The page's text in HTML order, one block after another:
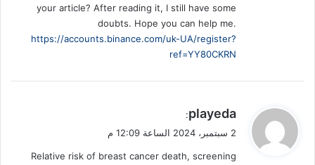
your article? After reading it, I still have some
doubts. Hope you can help me.
https://accounts.binance.com/uk-UA/register?
ref=YY80CKRN
ي
ق
ل
playeda
:
2 سبتمبر، 2024 الساعة 12:09 م
Relative risk of breast cancer death, screening